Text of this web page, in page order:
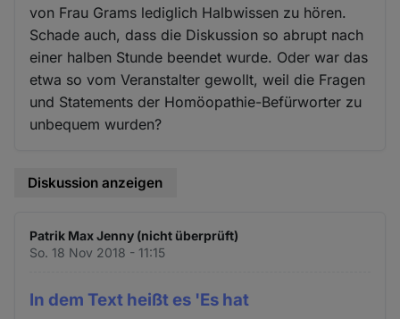
von Frau Grams lediglich Halbwissen zu hören.
Schade auch, dass die Diskussion so abrupt nach
einer halben Stunde beendet wurde. Oder war das
etwa so vom Veranstalter gewollt, weil die Fragen
und Statements der Homöopathie-Befürworter zu
unbequem wurden?
Diskussion anzeigen
Patrik Max Jenny (nicht überprüft)
So. 18 Nov 2018 - 11:15
In dem Text heißt es 'Es hat